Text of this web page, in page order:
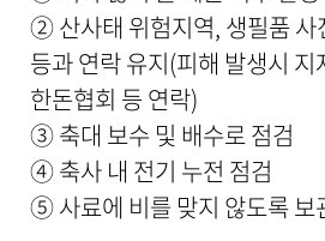
② 산사태 위험지역, 생필품 사
등과 연락 유지(피해 발생시 지
한돈협회 등 연락)
③ 축대 보수 및 배수로 점검
④ 축사 내 전기 누전 점검
⑤ 사료에 비를 맞지 않도록 보